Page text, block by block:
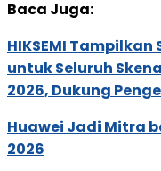
Baca Juga:
HIKSEMI
untuk Seluruh
2026, Dukung
Huawei Jadi Mitra
2026